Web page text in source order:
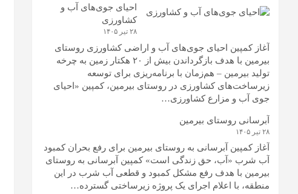
احیای جوی‌های آب و
کشاورزی
۲۸ تیر ۱۴۰۵
آغاز کمپین احیای جوی‌های آب و اراضی کشاورزی روستای
بیرمین با هدف بازگرداندن بیش از ۲۰ هکتار زمین به چرخه
تولید بیرمین – هم‌زمان با برنامه‌ریزی برای توسعه
زیرساخت‌های کشاورزی در روستای بیرمین، کمپین «احیای
جوی آب و مزارع کشاورزی…
آبرسانی روستای بیرمین
۲۸ تیر ۱۴۰۵
آغاز کمپین آبرسانی به روستای بیرمین برای رفع بحران کمبود
آب شرب «آب، حق زندگی است» کمپین آبرسانی به روستای
بیرمین با هدف رفع مشکل کمبود و قطعی آب شرب در این
منطقه، با اعلام اجرای یک پروژه زیرساختی گسترده…